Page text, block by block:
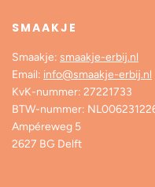
SMAAKJE
Smaakje: smaakje-erbij.nl
Email: info@smaakje-erbij.nl
KvK-nummer: 27221733
BTW-nummer:
Ampéreweg 5
2627 BG Delft